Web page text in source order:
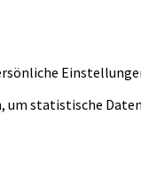
um statistische